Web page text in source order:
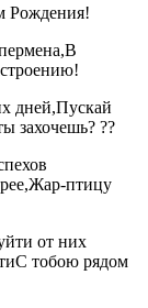
Рождения!
дней,Пускай
захочешь? ??
птицу
от них
тобою рядом